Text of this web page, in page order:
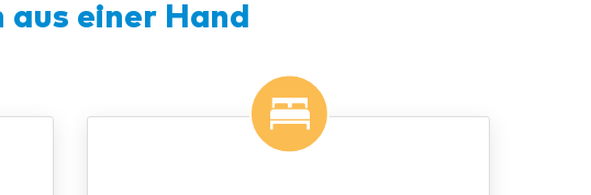
einer Hand